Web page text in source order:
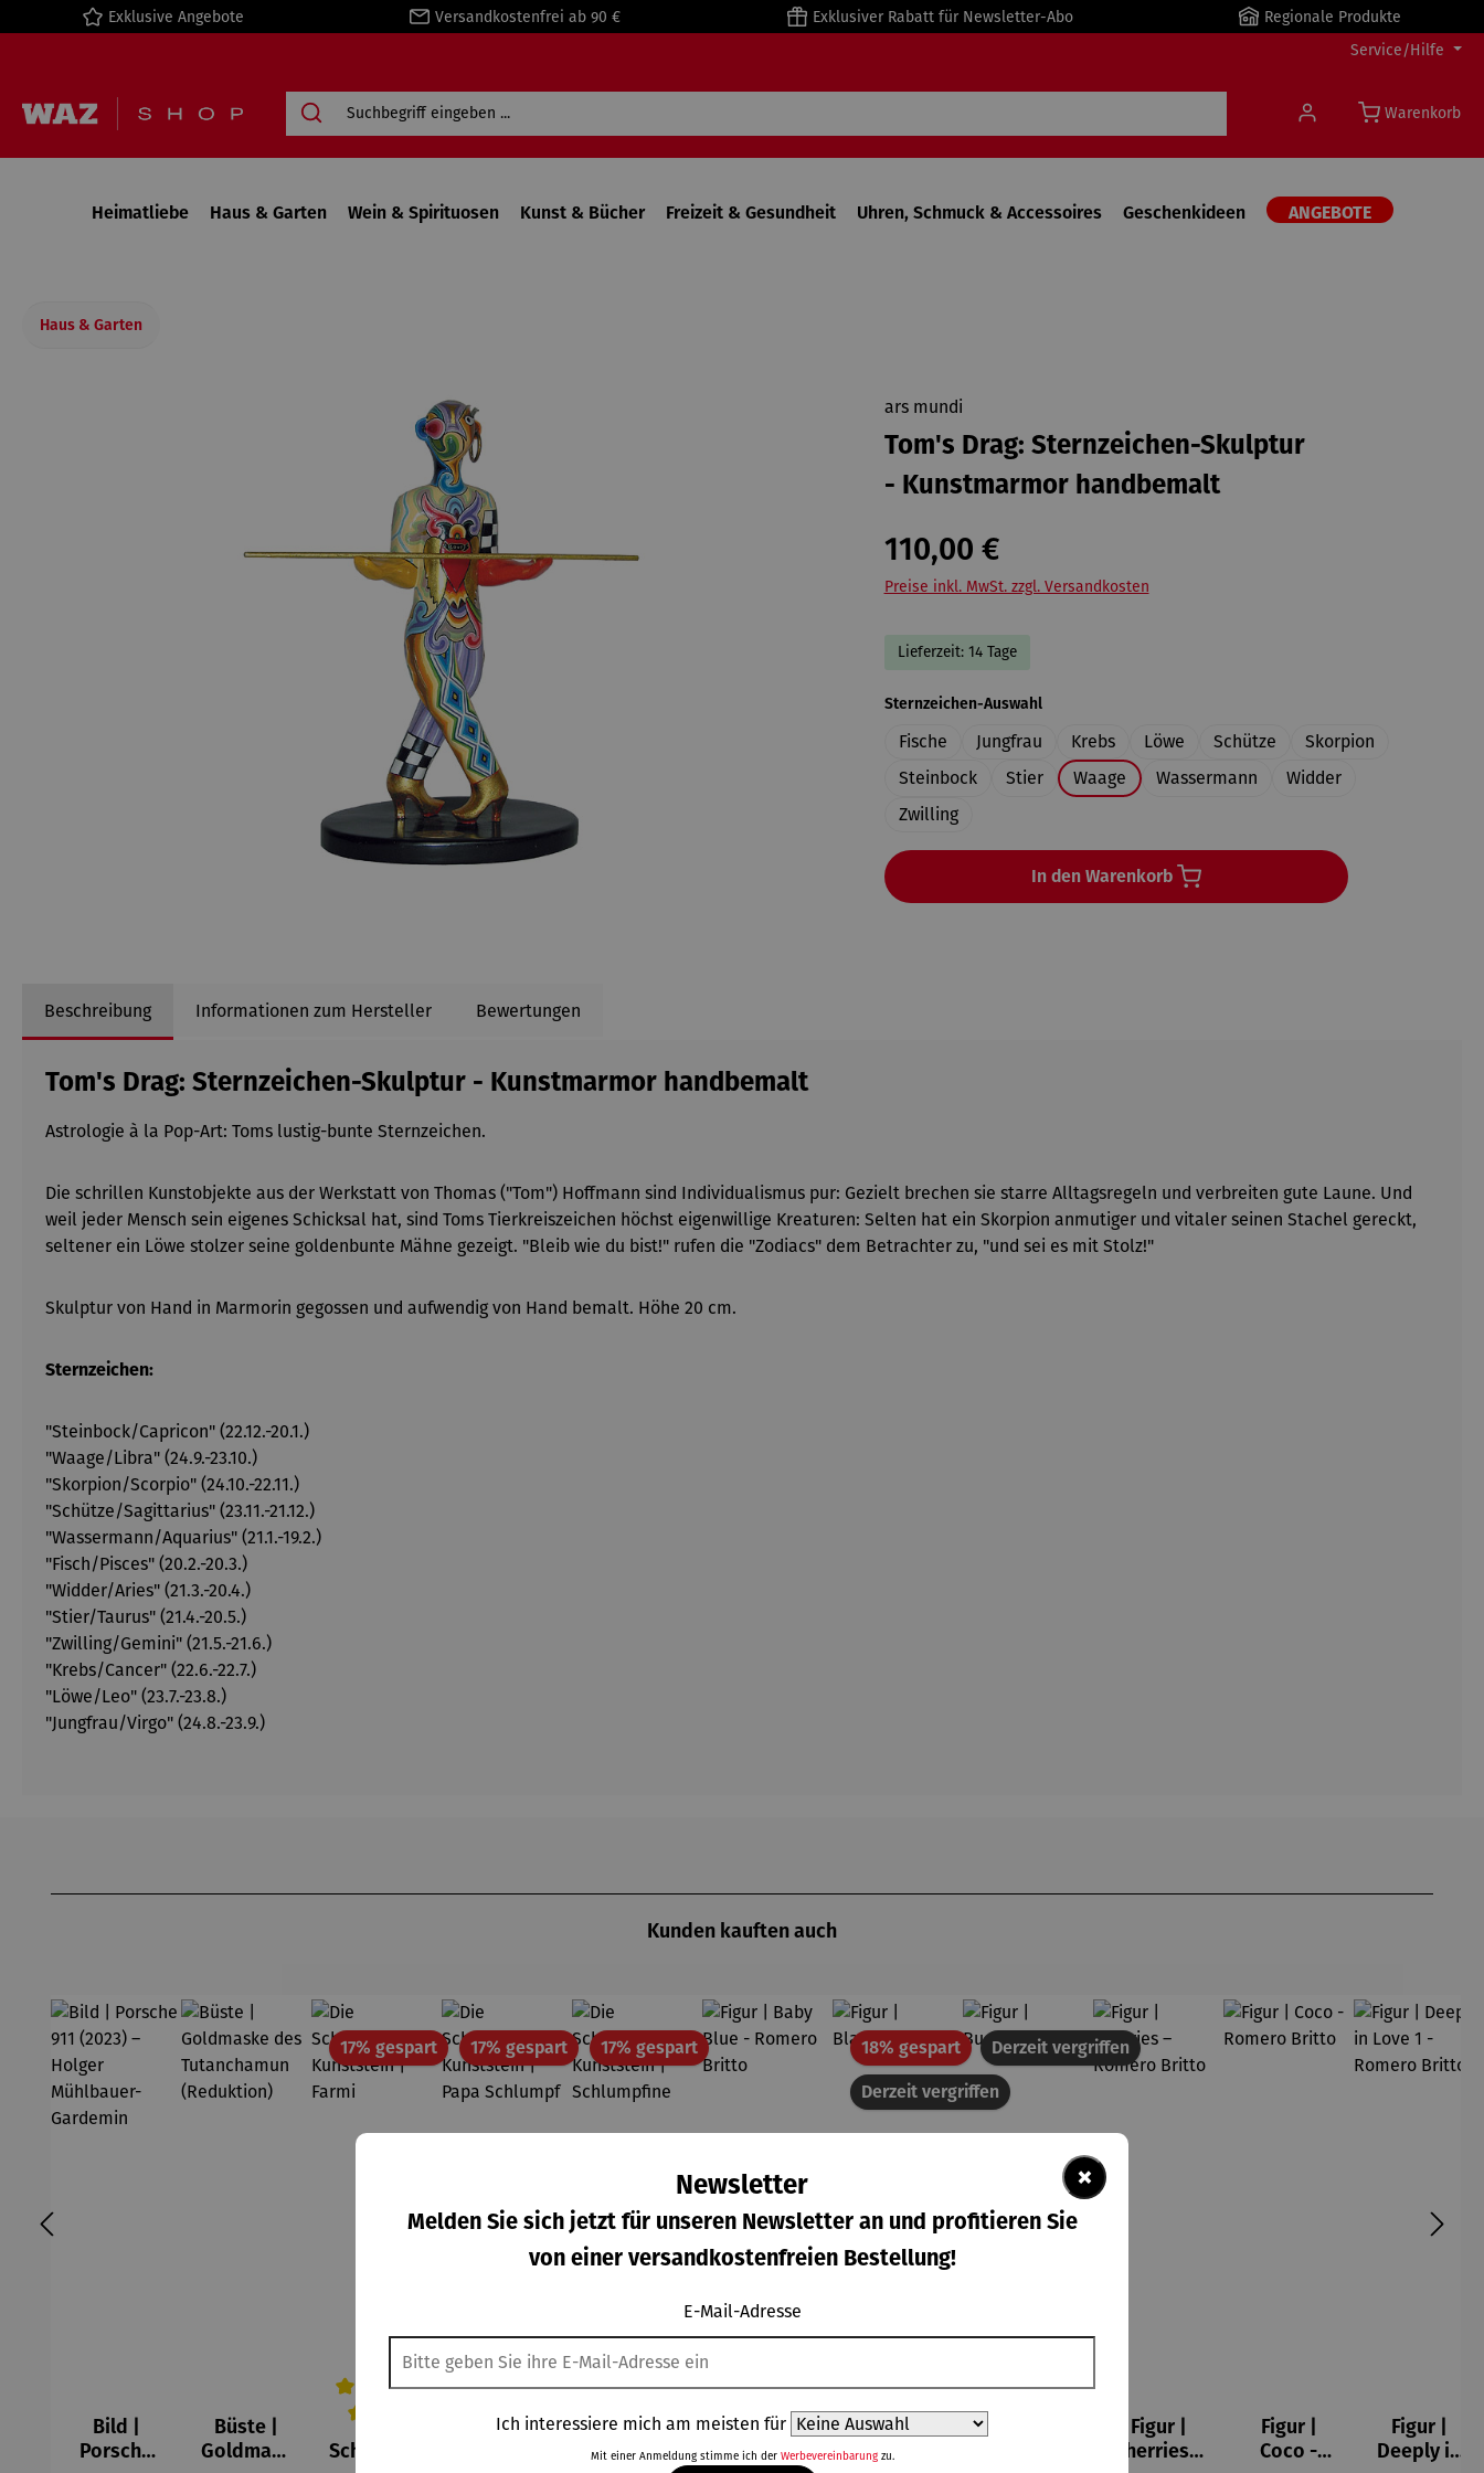
Zur Hauptnavigation springen
Exklusive Angebote Versandkostenfrei ab 90 € Exklusiver Rabatt für Newsletter-Abo
Regionale Produkte
Service/Hilfe
Warenkorb
Heimatliebe Haus & Garten Wein & Spirituosen Kunst & Bücher Freizeit & Gesundheit Uhren, Schmuck & Accessoires Geschenkideen ANGEBOTE
Haus & Garten
ars mundi
Tom's Drag: Sternzeichen-Skulptur
- Kunstmarmor handbemalt
110,00 €
Preise inkl. MwSt. zzgl. Versandkosten
Lieferzeit: 14 Tage
Sternzeichen-Auswahlauswählen
Fische Jungfrau Krebs Löwe Schütze
Skorpion
Steinbock
Stier Waage Wassermann
Widder
Zwilling
In den Warenkorb
Beschreibung Informationen zum Hersteller Bewertungen
Tom's Drag: Sternzeichen-Skulptur - Kunstmarmor handbemalt
Astrologie à la Pop-Art: Toms lustig-bunte Sternzeichen.
Die schrillen Kunstobjekte aus der Werkstatt von Thomas ("Tom") Hoffmann sind Individualismus pur: Gezielt brechen sie starre Alltagsregeln und verbreiten gute Laune. Und
weil jeder Mensch sein eigenes Schicksal hat, sind Toms Tierkreiszeichen höchst eigenwillige Kreaturen: Selten hat ein Skorpion anmutiger und vitaler seinen Stachel gereckt,
seltener ein Löwe stolzer seine goldenbunte Mähne gezeigt. "Bleib wie du bist!" rufen die "Zodiacs" dem Betrachter zu, "und sei es mit Stolz!"
Skulptur von Hand in Marmorin gegossen und aufwendig von Hand bemalt. Höhe 20 cm.
Sternzeichen:
"Steinbock/Capricon" (22.12.-20.1.)
"Waage/Libra" (24.9.-23.10.)
"Skorpion/Scorpio" (24.10.-22.11.)
"Schütze/Sagittarius" (23.11.-21.12.)
"Wassermann/Aquarius" (21.1.-19.2.)
"Fisch/Pisces" (20.2.-20.3.)
"Widder/Aries" (21.3.-20.4.)
"Stier/Taurus" (21.4.-20.5.)
"Zwilling/Gemini" (21.5.-21.6.)
"Krebs/Cancer" (22.6.-22.7.)
"Löwe/Leo" (23.7.-23.8.)
"Jungfrau/Virgo" (24.8.-23.9.)
Kunden kauften auch
Bild |
Porsche
Büste |
Goldmask
17% gespartRabatt
Durchschnittliche Bewertung von 5 von 5 Sternen
Schlümpfe
17% gespartRabatt
Durchschnittliche Bewertung von 5 von 5 Sternen
Die
17% gespartRabatt
Durchschnittliche Bewertung von 5 von 5 Sternen
Die
Schlümpfe
Figur |
Baby Blue
Derzeit vergriffen
18% gespartRabatt
Figur |
Blaumeise
Derzeit vergriffen
Figur |
Cherries –
Figur |
Coco -
Figur |
Deeply in
×
Newsletter
Melden Sie sich jetzt für unseren Newsletter an und profitieren Sie
von einer versandkostenfreien Bestellung!
E-Mail-Adresse
Ich interessiere mich am meisten für
Mit einer Anmeldung stimme ich der Werbevereinbarungzu.